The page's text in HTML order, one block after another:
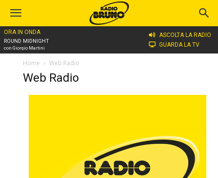
ORA IN ONDA
ROUND MIDNIGHT
con Giorgio Martini
ASCOLTA LA RADIO
GUARDA LA TV
Home Web Radio
Web Radio